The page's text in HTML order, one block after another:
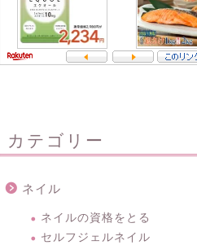
カテゴリー
ネイル
ネイルの資格をとる
セルフジェルネイル